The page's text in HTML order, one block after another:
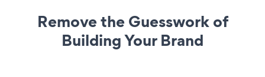
Remove the Guesswork of
Building Your Brand